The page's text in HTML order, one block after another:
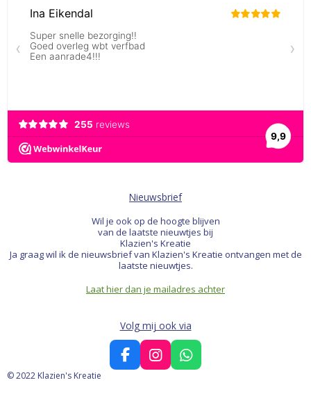
Nieuwsbrief
Wil je ook op de hoogte blijven
van de laatste nieuwtjes bij
Klazien's Kreatie
Ja graag wil ik de nieuwsbrief van Klazien's Kreatie ontvangen met de
laatste nieuwtjes.
Laat hier dan je mailadres achter
Volg mij ook via
F
a
I
n
W
h
© 2022 Klazien's Kreatie